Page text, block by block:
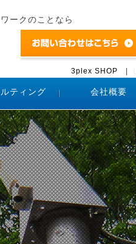
ークのことなら
3plex SHOP
ティング 会社概要